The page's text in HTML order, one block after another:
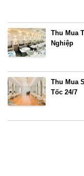
Thu Mua
Nghiệp
Thu Mua
Tốc 24/7